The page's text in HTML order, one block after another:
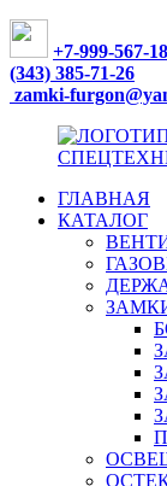
Перейти
содержимому
+7-999-567-
(343) 385-71-26
zamki-
ФУРНИТУРА
ФУРГОНОВ,
АВТОБУСОВ
СПЕЦТЕХНИКИ
ГЛАВНАЯ
КАТАЛОГ